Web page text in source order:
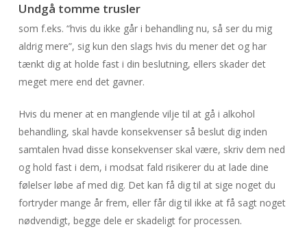
Undgå tomme trusler
som f.eks. “hvis du ikke går i behandling nu, så ser du mig
aldrig mere”, sig kun den slags hvis du mener det og har
tænkt dig at holde fast i din beslutning, ellers skader det
meget mere end det gavner.
Hvis du mener at en manglende vilje til at gå i alkohol
behandling, skal havde konsekvenser så beslut dig inden
samtalen hvad disse konsekvenser skal være, skriv dem ned
og hold fast i dem, i modsat fald risikerer du at lade dine
følelser løbe af med dig. Det kan få dig til at sige noget du
fortryder mange år frem, eller får dig til ikke at få sagt noget
nødvendigt, begge dele er skadeligt for processen.